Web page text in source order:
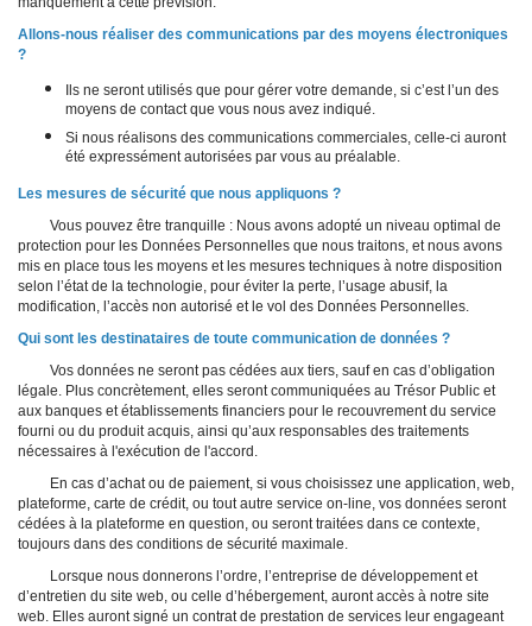
Allons-nous réaliser des communications par des moyens électroniques
?
Ils ne seront utilisés que pour gérer votre demande, si c’est l’un des
moyens de contact que vous nous avez indiqué.
Si nous réalisons des communications commerciales, celle-ci auront
été expressément autorisées par vous au préalable.
Les mesures de sécurité que nous appliquons ?
Vous pouvez être tranquille : Nous avons adopté un niveau optimal de
protection pour les Données Personnelles que nous traitons, et nous avons
mis en place tous les moyens et les mesures techniques à notre disposition
selon l’état de la technologie, pour éviter la perte, l’usage abusif, la
modification, l’accès non autorisé et le vol des Données Personnelles.
Qui sont les destinataires de toute communication de données ?
Vos données ne seront pas cédées aux tiers, sauf en cas d’obligation
légale. Plus concrètement, elles seront communiquées au Trésor Public et
aux banques et établissements financiers pour le recouvrement du service
fourni ou du produit acquis, ainsi qu’aux responsables des traitements
nécessaires à l'exécution de l'accord.
En cas d’achat ou de paiement, si vous choisissez une application, web,
plateforme, carte de crédit, ou tout autre service on-line, vos données seront
cédées à la plateforme en question, ou seront traitées dans ce contexte,
toujours dans des conditions de sécurité maximale.
Lorsque nous donnerons l’ordre, l’entreprise de développement et
d’entretien du site web, ou celle d’hébergement, auront accès à notre site
web. Elles auront signé un contrat de prestation de services leur engageant